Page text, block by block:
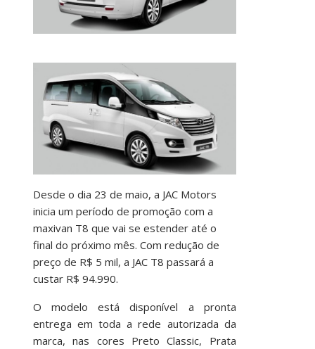
Desde o dia 23 de maio, a JAC Motors
inicia um período de promoção com a
maxivan T8 que vai se estender até o
final do próximo mês. Com redução de
preço de R$ 5 mil, a JAC T8 passará a
custar R$ 94.990.
O modelo está disponível a pronta
entrega em toda a rede autorizada da
marca, nas cores Preto Classic, Prata